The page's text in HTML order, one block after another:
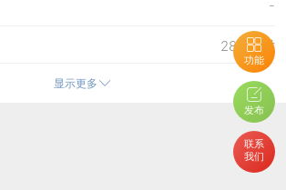
功能
发布
联系
我们
-
287 小时
10-5-2009 23:48
15-4-2013 18:04
15-4-2013 17:51
显示更多